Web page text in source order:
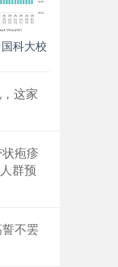
金区间
荡后
前休
布公告
科大校
这家
疱疹
群预
不罢